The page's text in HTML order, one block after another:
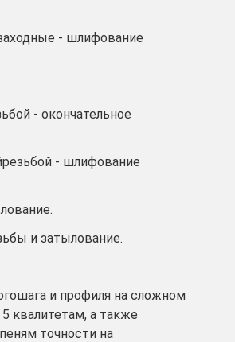
- шлифование
- окончательное
- шлифование
и затылование.
и профиля на сложном
квалитетам, а также
точности на